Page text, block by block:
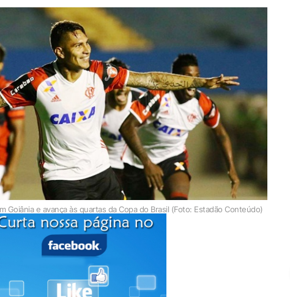
Goiânia e avança às quartas da Copa do Brasil (Foto: Estadão Conteúdo)